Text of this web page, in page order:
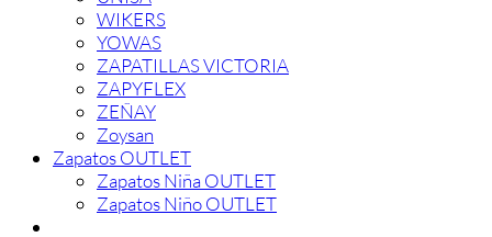
WIKERS
YOWAS
ZAPATILLAS VICTORIA
ZAPYFLEX
ZEÑAY
Zoysan
Zapatos OUTLET
Zapatos Niña OUTLET
Zapatos Niño OUTLET